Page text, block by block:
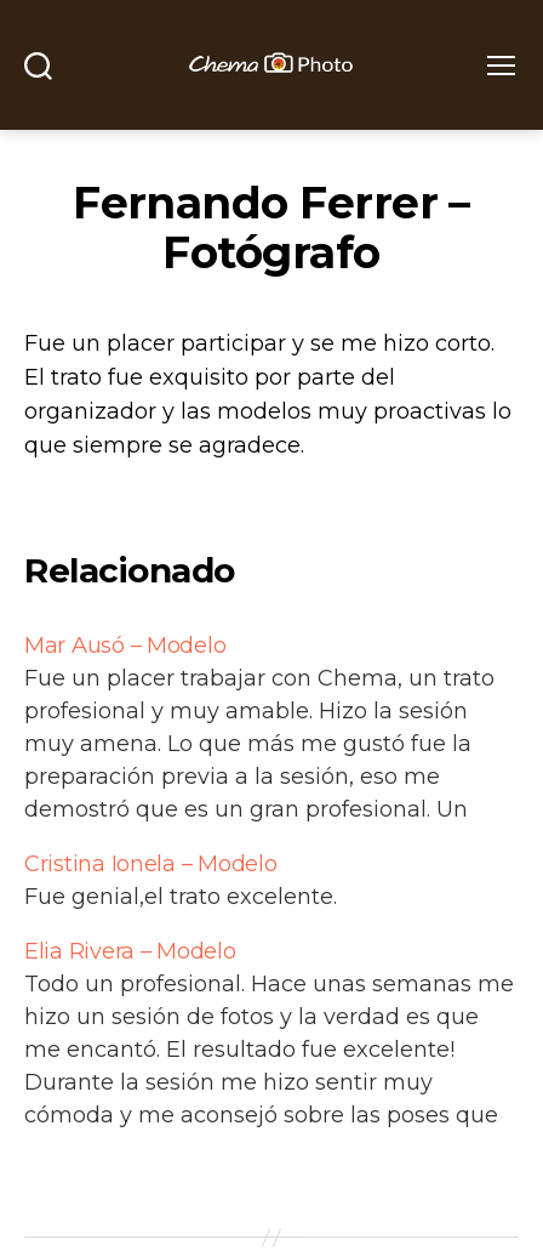
Photo
Fernando Ferrer –
Fotógrafo
Fue un placer participar y se me hizo corto.
El trato fue exquisito por parte del
organizador y las modelos muy proactivas lo
que siempre se agradece.
Relacionado
Mar Ausó – Modelo
Fue un placer trabajar con Chema, un trato
profesional y muy amable. Hizo la sesión
muy amena. Lo que más me gustó fue la
preparación previa a la sesión, eso me
demostró que es un gran profesional. Un
Cristina Ionela – Modelo
Fue genial,el trato excelente.
Elia Rivera – Modelo
Todo un profesional. Hace unas semanas me
hizo un sesión de fotos y la verdad es que
me encantó. El resultado fue excelente!
Durante la sesión me hizo sentir muy
cómoda y me aconsejó sobre las poses que